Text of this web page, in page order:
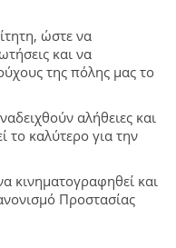
ώστε να
και να
της πόλης μας το
αλήθειες και
το καλύτερο για την
κινηματογραφηθεί και
Προστασίας